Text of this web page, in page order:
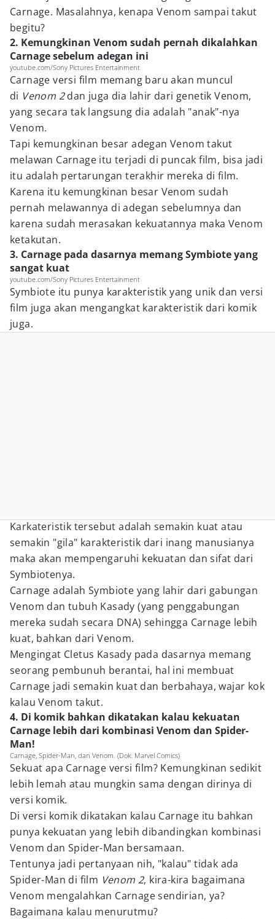
Carnage. Masalahnya, kenapa Venom sampai takut
begitu?
2. Kemungkinan Venom sudah pernah dikalahkan
Carnage sebelum adegan ini
youtube.com/Sony Pictures Entertainment
Carnage versi film memang baru akan muncul
di Venom 2dan juga dia lahir dari genetik Venom,
yang secara tak langsung dia adalah "anak"-nya
Venom.
Tapi kemungkinan besar adegan Venom takut
melawan Carnage itu terjadi di puncak film, bisa jadi
itu adalah pertarungan terakhir mereka di film.
Karena itu kemungkinan besar Venom sudah
pernah melawannya di adegan sebelumnya dan
karena sudah merasakan kekuatannya maka Venom
ketakutan.
3. Carnage pada dasarnya memang Symbiote yang
sangat kuat
youtube.com/Sony Pictures Entertainment
Symbiote itu punya karakteristik yang unik dan versi
film juga akan mengangkat karakteristik dari komik
juga.
Karkateristik tersebut adalah semakin kuat atau
semakin "gila" karakteristik dari inang manusianya
maka akan mempengaruhi kekuatan dan sifat dari
Symbiotenya.
Carnage adalah Symbiote yang lahir dari gabungan
Venom dan tubuh Kasady (yang penggabungan
mereka sudah secara DNA) sehingga Carnage lebih
kuat, bahkan dari Venom.
Mengingat Cletus Kasady pada dasarnya memang
seorang pembunuh berantai, hal ini membuat
Carnage jadi semakin kuat dan berbahaya, wajar kok
kalau Venom takut.
4. Di komik bahkan dikatakan kalau kekuatan
Carnage lebih dari kombinasi Venom dan Spider-
Man!
Carnage, Spider-Man, dan Venom. (Dok. Marvel Comics)
Sekuat apa Carnage versi film? Kemungkinan sedikit
lebih lemah atau mungkin sama dengan dirinya di
versi komik.
Di versi komik dikatakan kalau Carnage itu bahkan
punya kekuatan yang lebih dibandingkan kombinasi
Venom dan Spider-Man bersamaan.
Tentunya jadi pertanyaan nih, "kalau" tidak ada
Spider-Man di film Venom 2, kira-kira bagaimana
Venom mengalahkan Carnage sendirian, ya?
Bagaimana kalau menurutmu?